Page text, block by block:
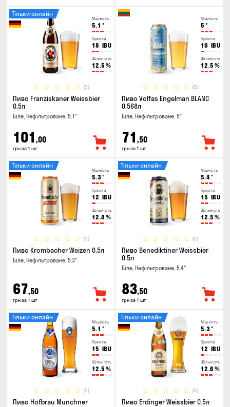
Міцність
5.1 °
Гіркота
18 IBU
Щільність
12.5 %
(0)
Тільки онлайн
Пиво Franziskaner Weissbier
0.5л
Біле, Нефільтроване, 5.1°
101 ,00
грн за 1 шт
Міцність
5 °
Гіркота
10 IBU
Щільність
12.5 %
(0)
Пиво Volfas Engelman BLANC
0.568л
Біле, Нефільтроване, 5°
71 ,50
грн за 1 шт
Міцність
5.3°
Гіркота
12 IBU
Щільність
12.4%
(0)
Тільки онлайн
Пиво Krombacher Weizen 0.5л
Біле, Нефільтроване, 5.3°
67,50
грн за 1 шт
Міцність
5.4°
Гіркота
15 IBU
Щільність
12.5 %
(0)
Тільки онлайн
Пиво Benediktiner Weissbier
0.5л
Біле, Нефільтроване, 5.4°
83,50
грн за 1 шт
Міцність
5.1 °
Гіркота
15 IBU
Щільність
12.5 %
(0)
Тільки онлайн
Пиво Hofbrau Munchner
Міцність
5.3°
Гіркота
12 IBU
Щільність
12.6 %
(0)
Тільки онлайн
Пиво Erdinger Weissbier 0.5л